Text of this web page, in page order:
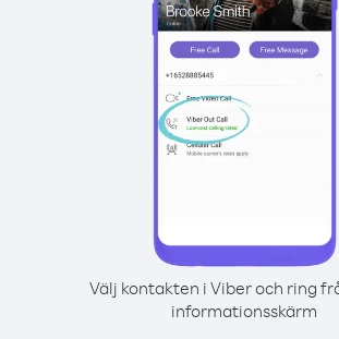
Välj kontakten i Viber och ring
informationsskärm